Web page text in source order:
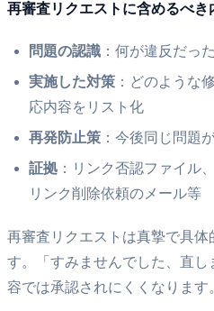
再審査リクエストに含めるべき
問題の認識 ：何が違反だっ
実施した対策 ：どのような
応内容をリスト化
再発防止策 ：今後同じ問題
証拠 ：リンク否認ファイル
リンク削除依頼のメール等
再審査リクエストは真摯で具
す。「すみませんでした、直
容では承認されにくくなります